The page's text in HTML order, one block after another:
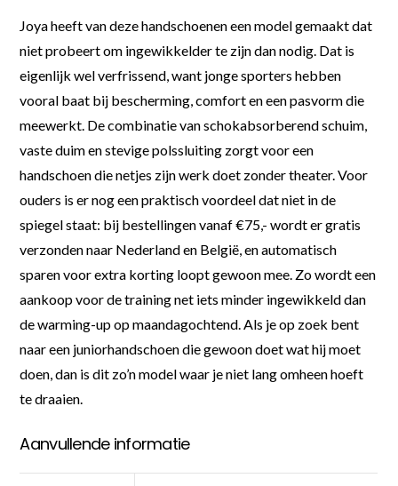
Joya heeft van deze handschoenen een model gemaakt dat
niet probeert om ingewikkelder te zijn dan nodig. Dat is
eigenlijk wel verfrissend, want jonge sporters hebben
vooral baat bij bescherming, comfort en een pasvorm die
meewerkt. De combinatie van schokabsorberend schuim,
vaste duim en stevige polssluiting zorgt voor een
handschoen die netjes zijn werk doet zonder theater. Voor
ouders is er nog een praktisch voordeel dat niet in de
spiegel staat: bij bestellingen vanaf €75,- wordt er gratis
verzonden naar Nederland en België, en automatisch
sparen voor extra korting loopt gewoon mee. Zo wordt een
aankoop voor de training net iets minder ingewikkeld dan
de warming-up op maandagochtend. Als je op zoek bent
naar een juniorhandschoen die gewoon doet wat hij moet
doen, dan is dit zo’n model waar je niet lang omheen hoeft
te draaien.
Aanvullende informatie